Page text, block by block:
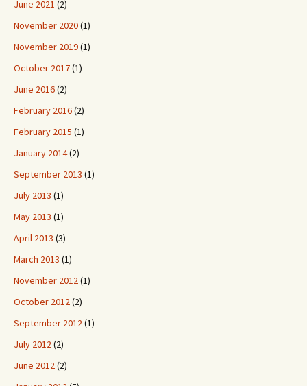
June 2021 (2)
November 2020(1)
November 2019(1)
October 2017(1)
June 2016(2)
February 2016(2)
February 2015 (1)
January 2014(2)
September 2013 (1)
July 2013 (1)
May 2013 (1)
April 2013 (3)
March 2013 (1)
November 2012(1)
October 2012(2)
September 2012(1)
July 2012(2)
June 2012(2)